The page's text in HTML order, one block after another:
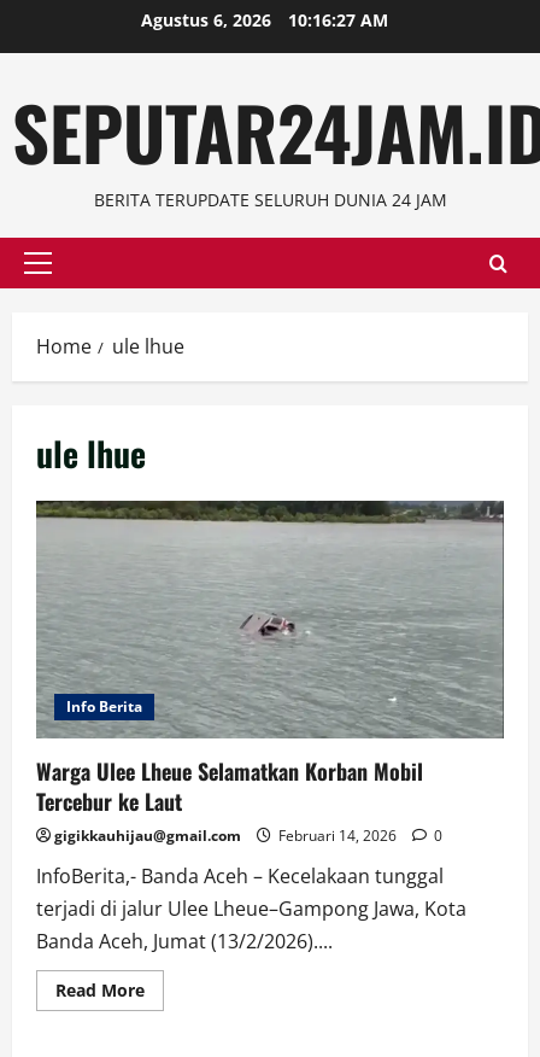
to
Agustus 6, 2026 10:16:28 AM
BERITA TERUPDATE SELURUH DUNIA 24 JAM
Primary
Home ule lhue
ule lhue
Info Berita
Warga Ulee Lheue Selamatkan Korban Mobil
Tercebur ke Laut
gigikkauhijau@gmail.com Februari 14, 2026 0
InfoBerita,- Banda Aceh – Kecelakaan tunggal
terjadi di jalur Ulee Lheue–Gampong Jawa, Kota
Banda Aceh, Jumat (13/2/2026)....
Read MoreRead
more